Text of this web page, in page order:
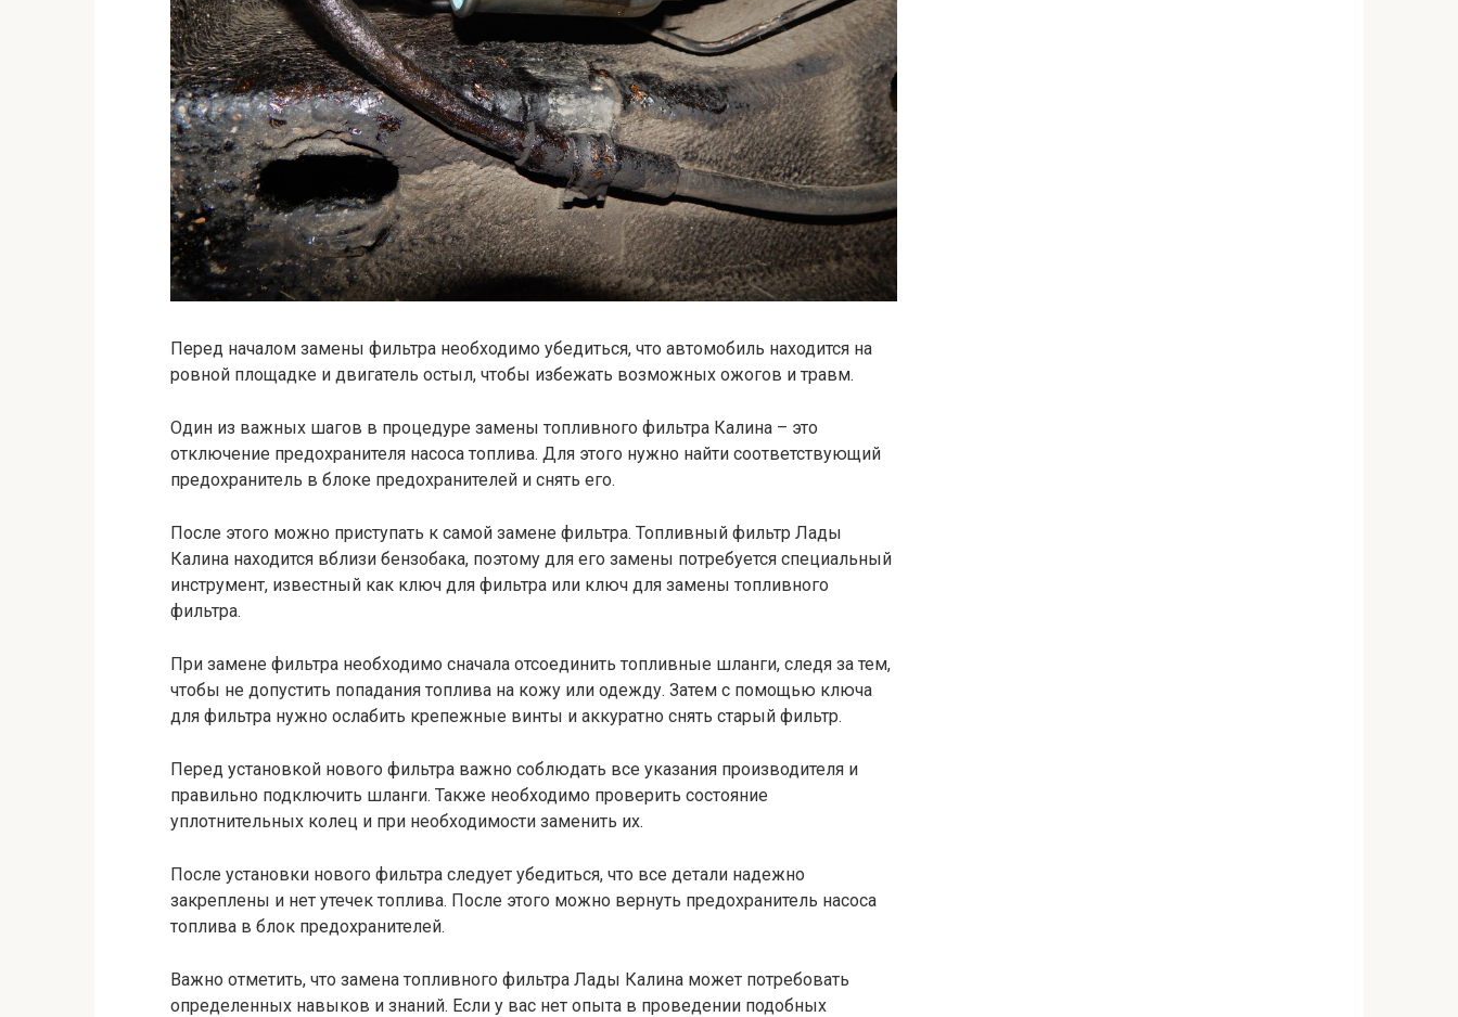
Перед началом замены фильтра необходимо убедиться, что автомобиль находится на
ровной площадке и двигатель остыл, чтобы избежать возможных ожогов и травм.
Один из важных шагов в процедуре замены топливного фильтра Калина – это
отключение предохранителя насоса топлива. Для этого нужно найти соответствующий
предохранитель в блоке предохранителей и снять его.
После этого можно приступать к самой замене фильтра. Топливный фильтр Лады
Калина находится вблизи бензобака, поэтому для его замены потребуется специальный
инструмент, известный как ключ для фильтра или ключ для замены топливного
фильтра.
При замене фильтра необходимо сначала отсоединить топливные шланги, следя за тем,
чтобы не допустить попадания топлива на кожу или одежду. Затем с помощью ключа
для фильтра нужно ослабить крепежные винты и аккуратно снять старый фильтр.
Перед установкой нового фильтра важно соблюдать все указания производителя и
правильно подключить шланги. Также необходимо проверить состояние
уплотнительных колец и при необходимости заменить их.
После установки нового фильтра следует убедиться, что все детали надежно
закреплены и нет утечек топлива. После этого можно вернуть предохранитель насоса
топлива в блок предохранителей.
Важно отметить, что замена топливного фильтра Лады Калина может потребовать
определенных навыков и знаний. Если у вас нет опыта в проведении подобных